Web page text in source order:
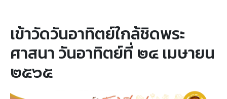
เข้าวัดวันอาทิตย์ใกล้ชิดพระ
ศาสนา วันอาทิตย์ที่ ๒๔ เมษายน
๒๕๖๕